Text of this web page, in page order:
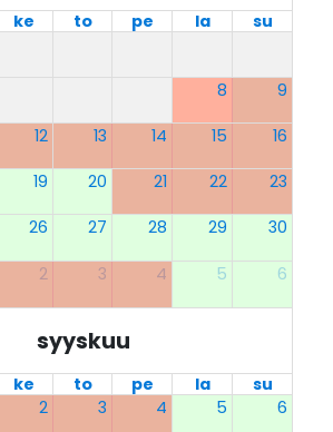
ke to pe la su
8 9
12 13 14 15 16
19 20 21 22 23
26 27 28 29 30
2 3 4 5 6
syyskuu
ke to pe la
su
2 3 4 5 6